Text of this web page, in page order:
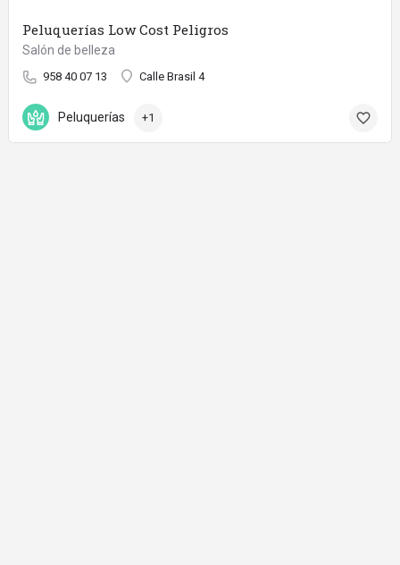
Peluquerías Low Cost Peligros
Salón de belleza
958 40 07 13 Calle Brasil 4
Peluquerías +1